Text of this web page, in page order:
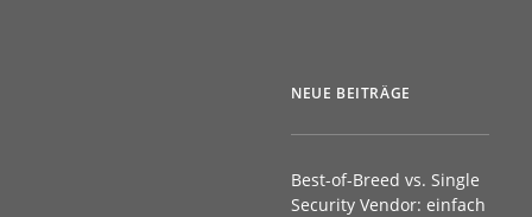
NEUE BEITRÄGE
Best-of-Breed vs. Single
Security Vendor: einfach